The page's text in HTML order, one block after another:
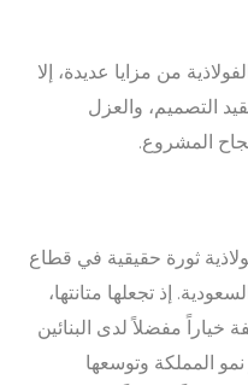
من مزايا عديدة، إلا
التصميم، والعزل
المشروع.
ثورة حقيقية في قطاع
إذ تجعلها متانتها،
خياراً مفضلاً لدى البنائين
المملكة وتوسعها